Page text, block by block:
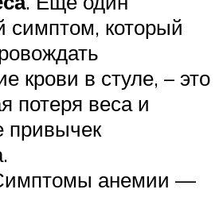
симптом, который
крови в стуле, – это
потеря веса и
привычек
анемии —